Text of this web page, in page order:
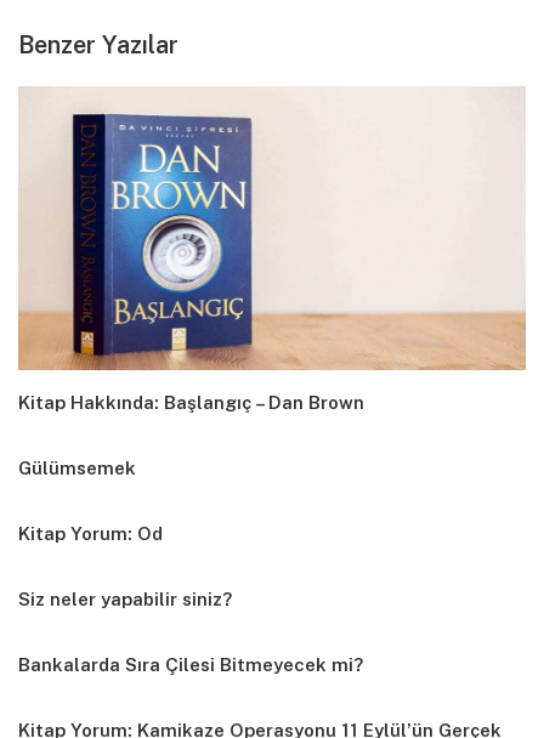
Benzer Yazılar
Kitap Hakkında: Başlangıç – Dan Brown
Gülümsemek
Kitap Yorum: Od
Siz neler yapabilir siniz?
Bankalarda Sıra Çilesi Bitmeyecek mi?
Kitap Yorum: Kamikaze Operasyonu 11 Eylül’ün Gerçek